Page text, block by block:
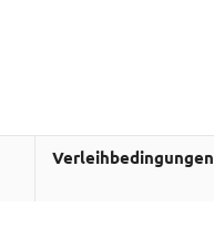
Verleihbedingungen